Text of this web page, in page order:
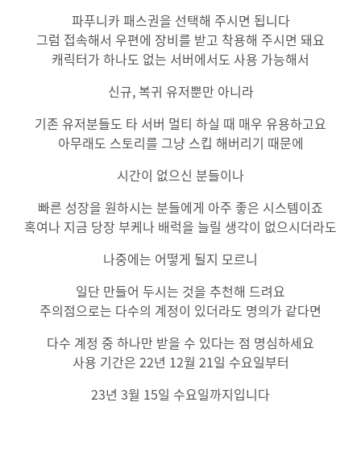
파푸니카 패스권을 선택해 주시면 됩니다
그럼 접속해서 우편에 장비를 받고 착용해 주시면 돼요
캐릭터가 하나도 없는 서버에서도 사용 가능해서
신규, 복귀 유저뿐만 아니라
기존 유저분들도 타 서버 멀티 하실 때 매우 유용하고요
아무래도 스토리를 그냥 스킵 해버리기 때문에
시간이 없으신 분들이나
빠른 성장을 원하시는 분들에게 아주 좋은 시스템이죠
혹여나 지금 당장 부케나 배럭을 늘릴 생각이 없으시더라도
나중에는 어떻게 될지 모르니
일단 만들어 두시는 것을 추천해 드려요
주의점으로는 다수의 계정이 있더라도 명의가 같다면
다수 계정 중 하나만 받을 수 있다는 점 명심하세요
사용 기간은 22년 12월 21일 수요일부터
23년 3월 15일 수요일까지입니다